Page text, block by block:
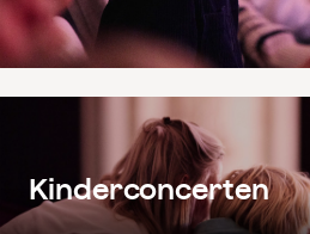
prachtig vormgegeven apps.
Kinderconcerten